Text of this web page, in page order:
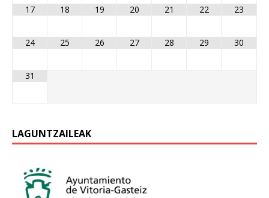
17 18 19 20 21 22 23
24 25 26 27 28 29 30
31
LAGUNTZAILEAK